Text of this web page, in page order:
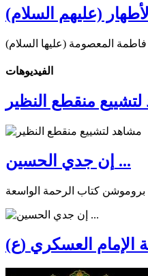
(عليهم السلام)
فاطمة المعصومة (عليها السلام)
الفیدیوهات
منقطع النظير
إن جدي الحسين ...
بروموشن كتاب الرحمة الواسعة
الإمام العسكري (ع)